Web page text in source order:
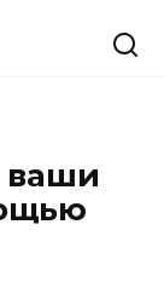
ваши